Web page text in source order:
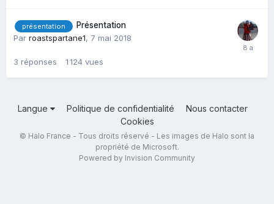
présentation
Présentation
Par roastspartane1, 7 mai 2018
3 réponses 1 124 vues
Langue Politique de confidentialité
Nous contacter
Cookies
© Halo France - Tous droits réservé - Les images de Halo sont la
propriété de Microsoft.
Powered by Invision Community